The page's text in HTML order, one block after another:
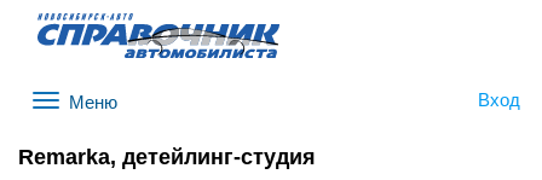
Вход
Remarka, детейлинг-студия